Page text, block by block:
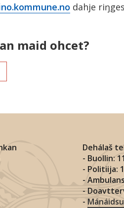
dahje
maid ohcet?
Dehálaš
- Buollin:
- Politiija:
-
-
-